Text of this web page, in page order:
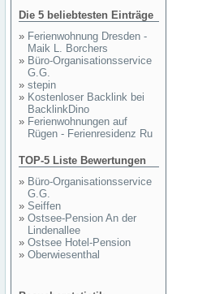
Die 5 beliebtesten Einträge
» Ferienwohnung Dresden -
Maik L. Borchers
» Büro-Organisationsservice
G.G.
» stepin
» Kostenloser Backlink bei
BacklinkDino
» Ferienwohnungen auf
Rügen - Ferienresidenz Ru
TOP-5 Liste Bewertungen
» Büro-Organisationsservice
G.G.
» Seiffen
» Ostsee-Pension An der
Lindenallee
» Ostsee Hotel-Pension
» Oberwiesenthal